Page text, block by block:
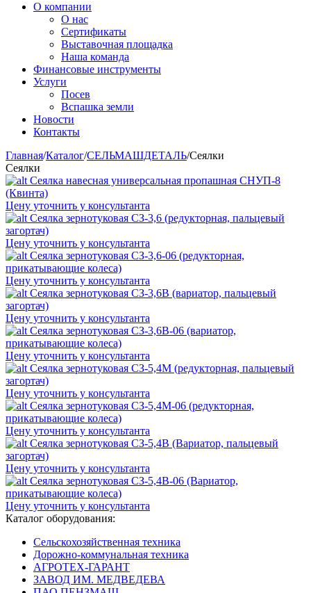
О компании
О нас
Сертификаты
Выставочная площадка
Наша команда
Финансовые инструменты
Услуги
Посев
Вспашка земли
Новости
Контакты
Главная/Каталог/СЕЛЬМАШДЕТАЛЬ/Сеялки
Сеялки
Сеялка навесная универсальная пропашная СНУП-8
(Квинта)
Цену уточнить у консультанта
Сеялка зернотуковая СЗ-3,6 (редукторная, пальцевый
загортач)
Цену уточнить у консультанта
Сеялка зернотуковая СЗ-3,6-06 (редукторная,
прикатывающие колеса)
Цену уточнить у консультанта
Сеялка зернотуковая СЗ-3,6В (вариатор, пальцевый
загортач)
Цену уточнить у консультанта
Сеялка зернотуковая СЗ-3,6В-06 (вариатор,
прикатывающие колеса)
Цену уточнить у консультанта
Сеялка зернотуковая СЗ-5,4М (редукторная, пальцевый
загортач)
Цену уточнить у консультанта
Сеялка зернотуковая СЗ-5,4М-06 (редукторная,
прикатывающие колеса)
Цену уточнить у консультанта
Сеялка зернотуковая СЗ-5,4В (Вариатор, пальцевый
загортач)
Цену уточнить у консультанта
Сеялка зернотуковая СЗ-5,4В-06 (Вариатор,
прикатывающие колеса)
Цену уточнить у консультанта
Каталог оборудования:
Сельскохозяйственная техника
Дорожно-коммунальная техника
АГРОТЕХ-ГАРАНТ
ЗАВОД ИМ. МЕДВЕДЕВА